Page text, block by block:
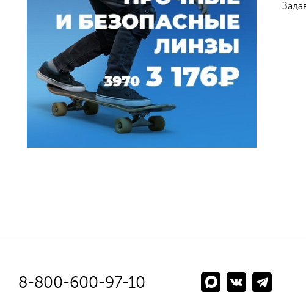
8-800-600-97-10